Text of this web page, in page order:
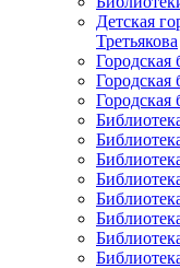
Детская
Третьякова
Городская